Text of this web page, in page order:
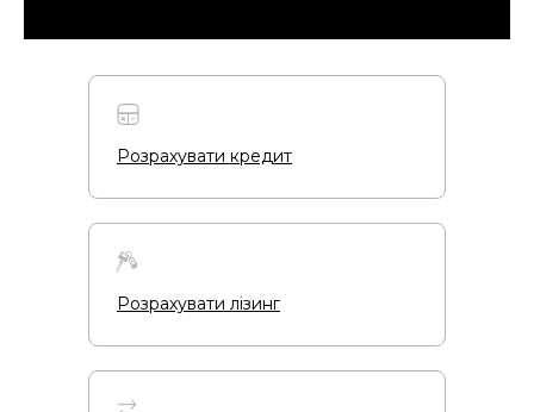
Розрахувати кредит
Розрахувати лізинг